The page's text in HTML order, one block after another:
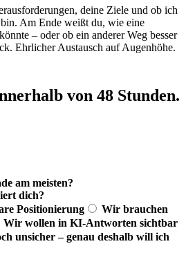
deine Ziele und ob ich
Am Ende weißt du, wie eine
– oder ob ein anderer Weg besser
Ehrlicher Austausch auf Augenhöhe.
von 48 Stunden.
am meisten?
dich?
Positionierung
Wir brauchen
Wir wollen in KI-Antworten sichtbar
unsicher – genau deshalb will ich